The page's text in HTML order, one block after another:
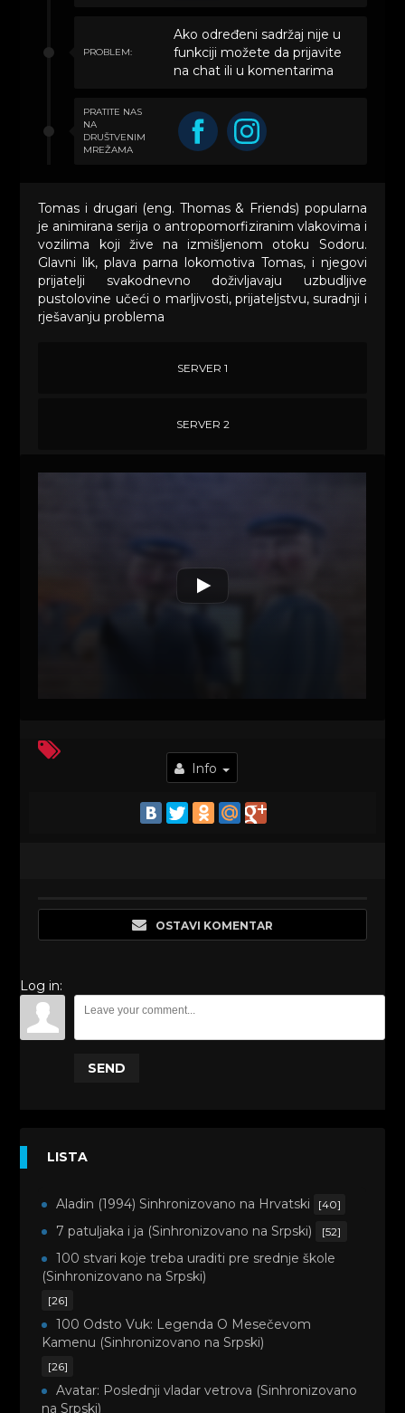
PROBLEM:
Ako određeni sadržaj nije u
funkciji možete da prijavite
na chat ili u komentarima
PRATITE NAS
NA
DRUŠTVENIM
MREŽAMA
Tomas i drugari (eng. Thomas & Friends) popularna
je animirana serija o antropomorfiziranim vlakovima i
vozilima koji žive na izmišljenom otoku Sodoru.
Glavni lik, plava parna lokomotiva Tomas, i njegovi
prijatelji svakodnevno doživljavaju uzbudljive
pustolovine učeći o marljivosti, prijateljstvu, suradnji i
rješavanju problema
SERVER 1
SERVER 2
Info
OSTAVI KOMENTAR
Log in:
SEND
LISTA
Aladin (1994) Sinhronizovano na Hrvatski [40]
7 patuljaka i ja (Sinhronizovano na Srpski) [52]
100 stvari koje treba uraditi pre srednje škole
(Sinhronizovano na Srpski)
[26]
100 Odsto Vuk: Legenda O Mesečevom
Kamenu (Sinhronizovano na Srpski)
[26]
Avatar: Poslednji vladar vetrova (Sinhronizovano
na Srpski)